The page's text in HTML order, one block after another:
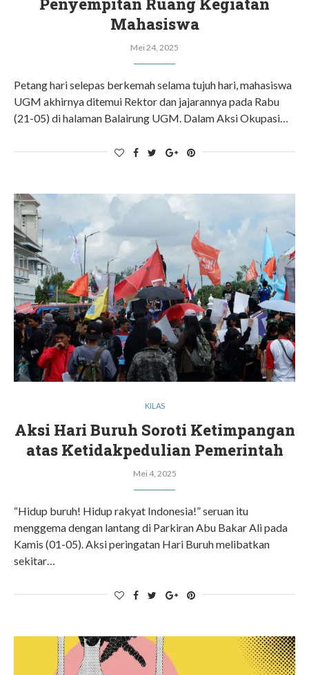
Mahasiswa
Mei 24, 2025
Petang hari selepas berkemah selama tujuh hari, mahasiswa
UGM akhirnya ditemui Rektor dan jajarannya pada Rabu
(21-05) di halaman Balairung UGM. Dalam Aksi Okupasi…
KILAS
Aksi Hari Buruh Soroti Ketimpangan
atas Ketidakpedulian Pemerintah
Mei 4, 2025
“Hidup buruh! Hidup rakyat Indonesia!” seruan itu
menggema dengan lantang di Parkiran Abu Bakar Ali pada
Kamis (01-05). Aksi peringatan Hari Buruh melibatkan
sekitar…